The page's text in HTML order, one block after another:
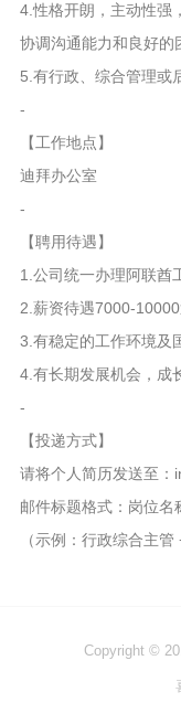
4.性格开朗，主动性强
协调沟通能力和良好的
5.有行政、综合管理或
-
【工作地点】
迪拜办公室
-
【聘用待遇】
1.公司统一办理阿联酋
2.薪资待遇7000-
3.有稳定的工作环境及
4.有长期发展机会，成
-
【投递方式】
请将个人简历发送至
邮件标题格式：岗位名
（示例：行政综合主管
Copyright ©